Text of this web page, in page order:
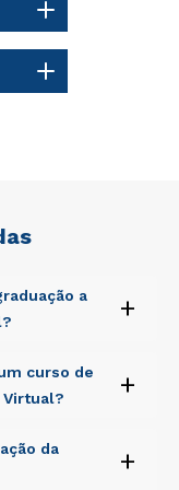
a
+
error sit
laudantium,
ab illo inventore
quia
sed quia
curso de
Virtual?
+
error sit
laudantium,
ab illo inventore
da
+